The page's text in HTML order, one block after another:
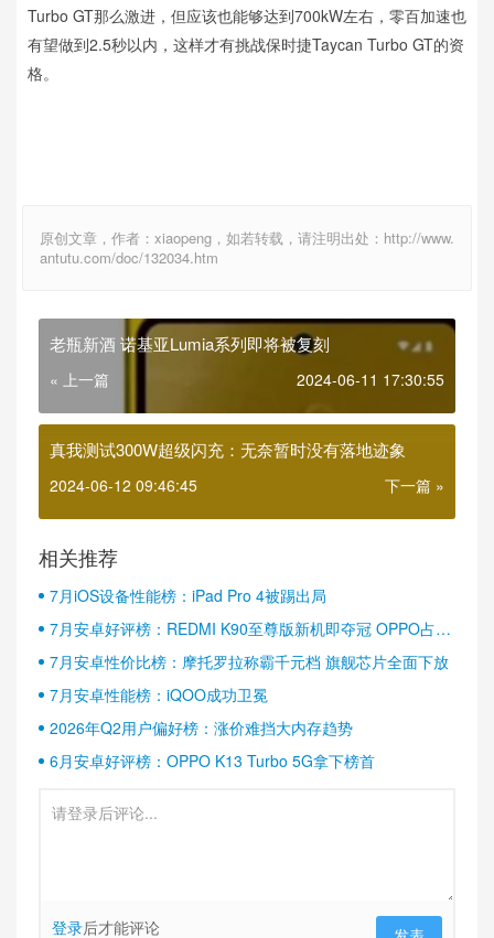
Turbo GT那么激进，但应该也能够达到700kW左右，零百加速也
有望做到2.5秒以内，这样才有挑战保时捷Taycan Turbo GT的资
格。
原创文章，作者：xiaopeng，如若转载，请注明出处：http://www.
antutu.com/doc/132034.htm
老瓶新酒 诺基亚Lumia系列即将被复刻
« 上一篇 2024-06-11 17:30:55
真我测试300W超级闪充：无奈暂时没有落地迹象
2024-06-12 09:46:45 下一篇 »
相关推荐
7月iOS设备性能榜：iPad Pro 4被踢出局
7月安卓好评榜：REDMI K90至尊版新机即夺冠 OPPO占据
半壁江山
7月安卓性价比榜：摩托罗拉称霸千元档 旗舰芯片全面下放
7月安卓性能榜：iQOO成功卫冕
2026年Q2用户偏好榜：涨价难挡大内存趋势
6月安卓好评榜：OPPO K13 Turbo 5G拿下榜首
登录后才能评论